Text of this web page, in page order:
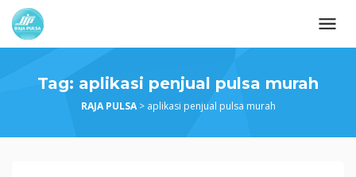
Loncat
ke
konten
Tag: aplikasi penjual pulsa murah
RAJA PULSA> aplikasi penjual pulsa murah